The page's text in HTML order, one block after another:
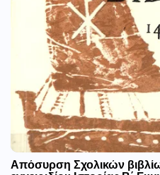
Απόσυρση Σχολικών